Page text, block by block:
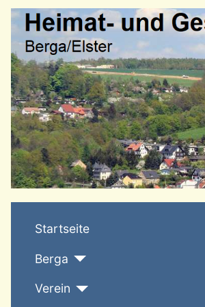
Startseite
Berga
Verein